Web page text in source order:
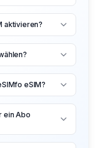
aktivieren?
eSIM?
ein Abo